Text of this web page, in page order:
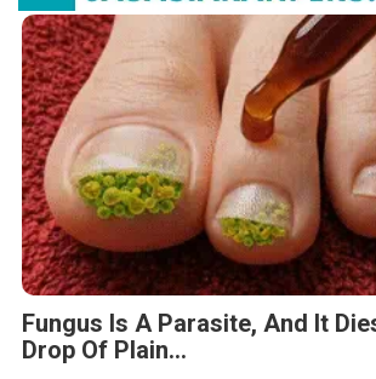
Fungus Is A Parasite, And It
Drop Of Plain...